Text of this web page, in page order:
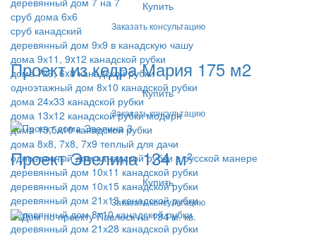
сруб дома 6х6
сруб канадский
деревянный дом 9х9 в канадскую чашу
дома 9х11, 9x12 канадской рубки
дома 7х9, 6x8 канадской рубки
одноэтажный дом 8х10 канадской рубки
дома 24х33 канадской рубки
дома 13х12 канадской рубки модерн
дома 13,5х10 канадской рубки
дома 8х8, 7x8, 7x9 теплый для дачи
одноэтажный дом канадской рубки в русской манере
деревянный дом 10х11 канадской рубки
деревянный дом 10х15 канадской рубки
деревянный дом 21х13 канадской рубки
деревянный дом 8x10 канадской рубки
деревянный дом 21х28 канадской рубки
Купить
Заказать консультацию
Проект из кедра Мария 175 м2
Купить
Заказать консультацию
Проект Эвелина 134 м²
Купить
Заказать консультацию